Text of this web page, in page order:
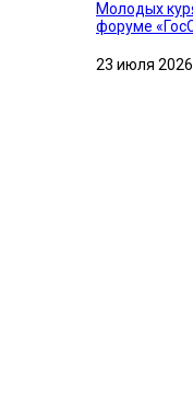
Молодых
форуме
23 июля 2026